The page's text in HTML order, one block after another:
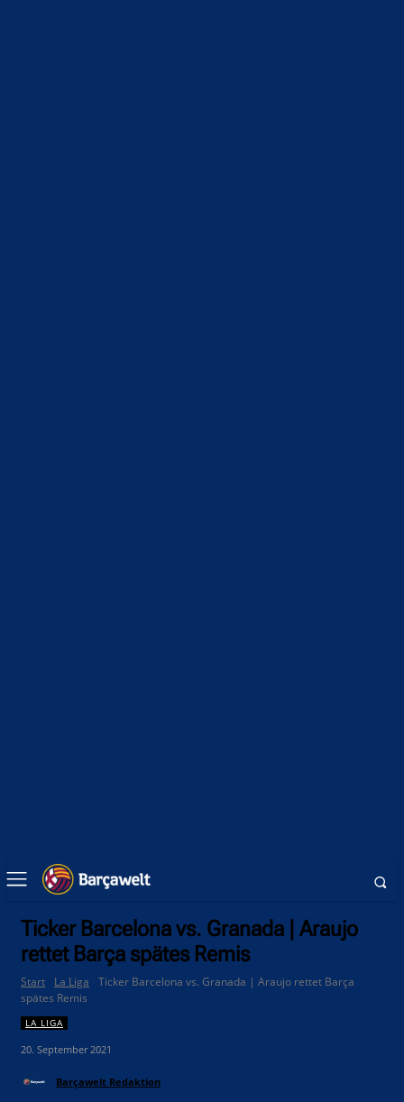
Ticker Barcelona vs. Granada | Araujo
rettet Barça spätes Remis
Start La Liga
Ticker Barcelona vs. Granada | Araujo rettet Barça
spätes Remis
LA LIGA
20. September 2021
Barçawelt Redaktion